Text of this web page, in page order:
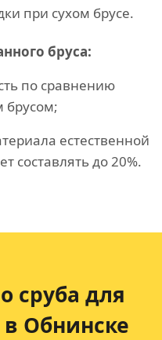
при сухом брусе.
бруса:
по сравнению
брусом;
естественной
составлять до 20%.
сруба для
Обнинске